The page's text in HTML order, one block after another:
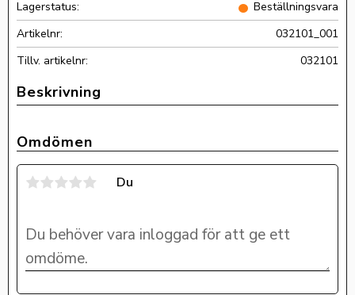
Lagerstatus
Beställningsvara
Artikelnr
032101_001
Tillv. artikelnr
032101
Omdömen
Du